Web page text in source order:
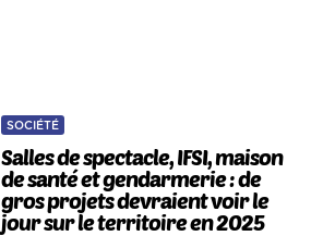
SOCIÉTÉ
Salles de spectacle, IFSI, maison
de santé et gendarmerie : de
gros projets devraient voir le
jour sur le territoire en 2025